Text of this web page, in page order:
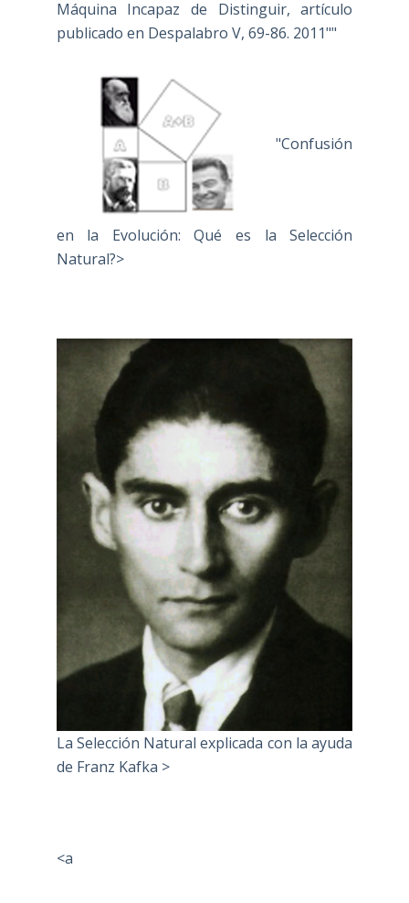
Máquina Incapaz de Distinguir, artículo
publicado en Despalabro V, 69-86. 2011""
"Confusión
en la Evolución: Qué es la Selección
Natural?>
La Selección Natural explicada con la ayuda
de Franz Kafka >
<a